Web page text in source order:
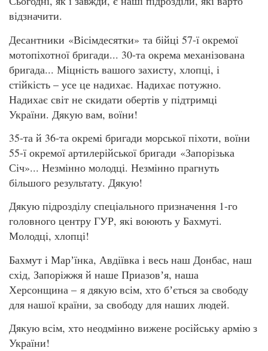
відзначити.
Десантники «Вісімдесятки» та бійці 57-ї окремої
мотопіхотної бригади... 30-та окрема механізована
бригада... Міцність вашого захисту, хлопці, і
стійкість – усе це надихає. Надихає потужно.
Надихає світ не скидати обертів у підтримці
України. Дякую вам, воїни!
35-та й 36-та окремі бригади морської піхоти, воїни
55-ї окремої артилерійської бригади «Запорізька
Січ»... Незмінно молодці. Незмінно прагнуть
більшого результату. Дякую!
Дякую підрозділу спеціального призначення 1-го
головного центру ГУР, які воюють у Бахмуті.
Молодці, хлопці!
Бахмут і Марʼїнка, Авдіївка і весь наш Донбас, наш
схід, Запоріжжя й наше Приазовʼя, наша
Херсонщина – я дякую всім, хто бʼється за свободу
для нашої країни, за свободу для наших людей.
Дякую всім, хто неодмінно вижене російську армію з
України!